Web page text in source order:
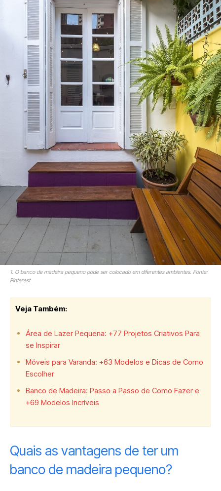
1. O banco de madeira pequeno pode ser colocado em diferentes ambientes. Fonte:
Pinterest
Veja Também:
Área de Lazer Pequena: +77 Projetos Criativos Para
se Inspirar
Móveis para Varanda: +63 Modelos e Dicas de Como
Escolher
Banco de Madeira: Passo a Passo de Como Fazer e
+69 Modelos Incríveis
Quais as vantagens de ter um
banco de madeira pequeno?